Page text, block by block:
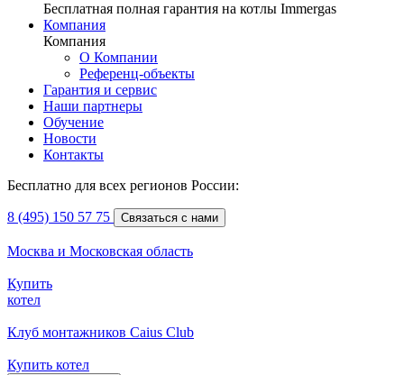
Бесплатная полная гарантия на котлы Immergas
Компания
Компания
О Компании
Референц-объекты
Гарантия и сервис
Наши партнеры
Обучение
Новости
Контакты
Бесплатно для всех регионов России:
8 (495) 150 57 75 Связаться с нами
Москва и Московская область
Купить
котел
Клуб монтажников Caius Club
Купить котел